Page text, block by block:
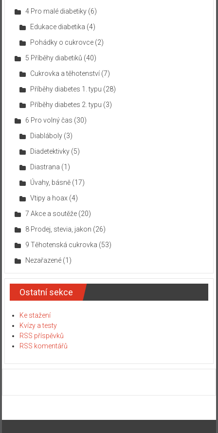
4 Pro malé diabetiky(6)
Edukace diabetika (4)
Pohádky o cukrovce(2)
5 Příběhy diabetiků (40)
Cukrovka a těhotenství(7)
Příběhy diabetes 1. typu (28)
Příběhy diabetes 2. typu (3)
6 Pro volný čas (30)
Diabláboly(3)
Diadetektivky(5)
Diastrana (1)
Úvahy, básně(17)
Vtipy a hoax (4)
7 Akce a soutěže(20)
8 Prodej, stevia, jakon (26)
9 Těhotenská cukrovka (53)
Nezařazené(1)
Ostatní sekce
Ke stažení
Kvízy a testy
RSS příspěvků
RSS komentářů